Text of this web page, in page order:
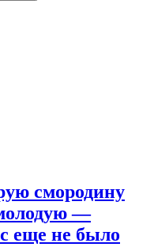
смородину
—
еще не было